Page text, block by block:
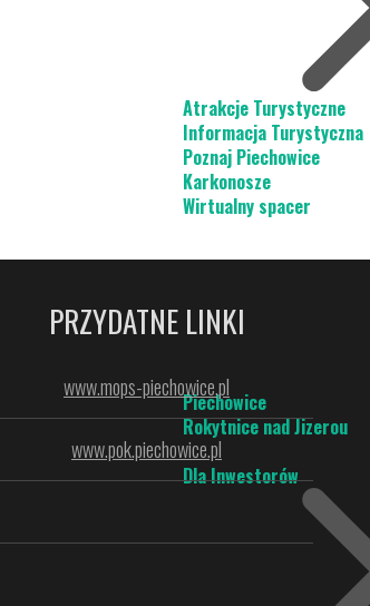
Atrakcje Turystyczne
Informacja Turystyczna
Poznaj Piechowice
Karkonosze
Wirtualny spacer
Piechowice
Rokytnice nad Jizerou
Dla Inwestorów
PRZYDATNE LINKI
www.mops-piechowice.pl
www.pok.piechowice.pl